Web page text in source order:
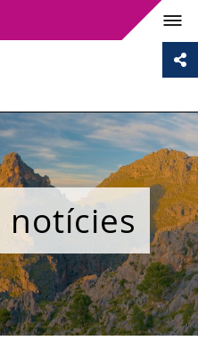
notícies